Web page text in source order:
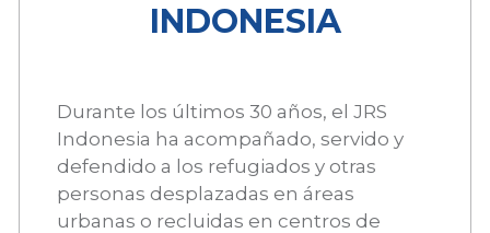
INDONESIA
Durante los últimos 30 años, el JRS
Indonesia ha acompañado, servido y
defendido a los refugiados y otras
personas desplazadas en áreas
urbanas o recluidas en centros de